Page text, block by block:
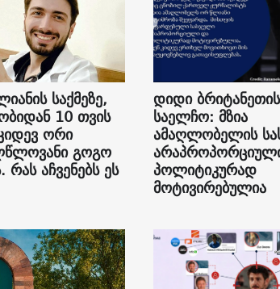
საქმეზე,
10 თვის
ორი
გოგო
რას აჩვენებს ეს
დიდი ბრიტანეთის
საელჩო: მზია
ამაღლობელის
პოლიტიკურად
მოტივირებულია